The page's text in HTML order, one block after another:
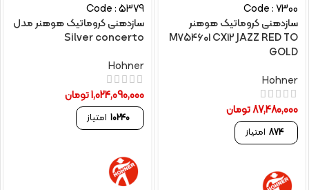
Code : 7300
سازدهنی کروماتیک هوهنر
M754601 CX12 JAZZ RED TO
GOLD
Hohner
87,480,000تومان
874 امتیاز
Code : 5379
سازدهنی کروماتیک هوهنر مدل
Silver concerto
Hohner
1,024,090,000تومان
10240 امتیاز